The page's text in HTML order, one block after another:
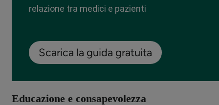
relazione tra medici e pazienti
Scarica la guida gratuita
Educazione e consapevolezza